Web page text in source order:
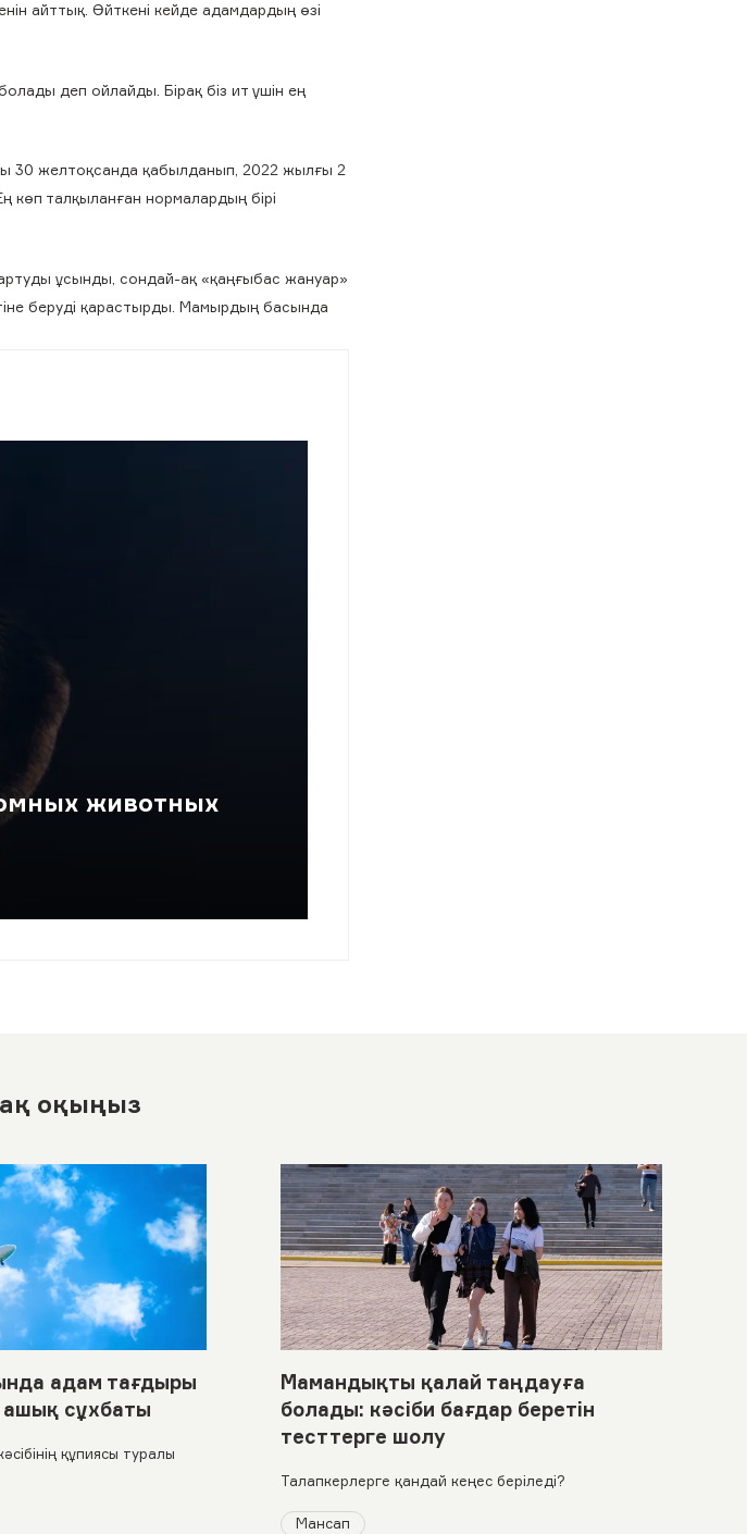
айттық. Өйткені кейде адамдардың өзі
деп ойлайды. Бірақ біз ит үшін ең
30 желтоқсанда қабылданып, 2022 жылғы 2
көп талқыланған нормалардың бірі
ұсынды, сондай-ақ «қаңғыбас жануар»
беруді қарастырды. Мамырдың басында
животных
оқыңыз
адам тағдыры
сұхбаты
құпиясы туралы
Мамандықты қалай таңдауға
болады: кәсіби бағдар беретін
тесттерге шолу
Талапкерлерге қандай кеңес беріледі?
Мансап